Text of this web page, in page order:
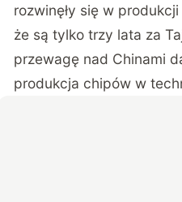
rozwinęły się w
że są tylko trzy lata za
przewagę nad Chinami
produkcja chipów w